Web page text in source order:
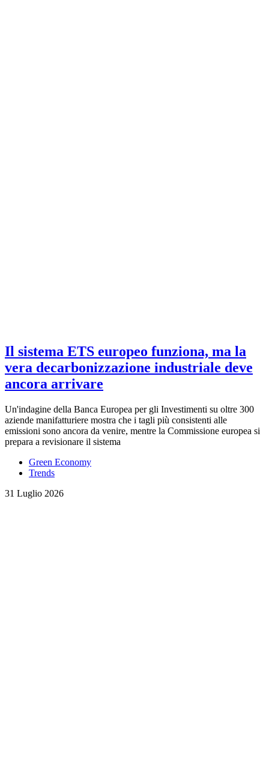
Il sistema ETS europeo funziona, ma la
vera decarbonizzazione industriale deve
ancora arrivare
Un'indagine della Banca Europea per gli Investimenti su oltre 300
aziende manifatturiere mostra che i tagli più consistenti alle
emissioni sono ancora da venire, mentre la Commissione europea si
prepara a revisionare il sistema
Green Economy
Trends
31 Luglio 2026